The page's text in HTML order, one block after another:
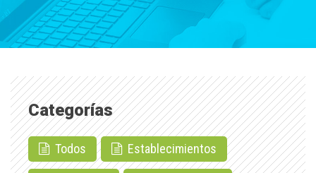
Categorías
Todos Establecimientos